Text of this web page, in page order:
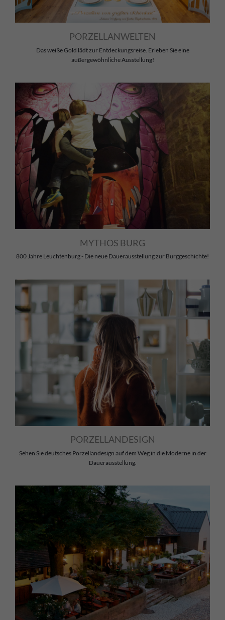
PORZELLANWELTEN
Das weiße Gold lädt zur Entdeckungsreise. Erleben Sie eine
außergewöhnliche Ausstellung!
MYTHOS BURG
800 Jahre Leuchtenburg - Die neue Dauerausstellung zur Burggeschichte!
PORZELLANDESIGN
Sehen Sie deutsches Porzellandesign auf dem Weg in die Moderne in der
Dauerausstellung.